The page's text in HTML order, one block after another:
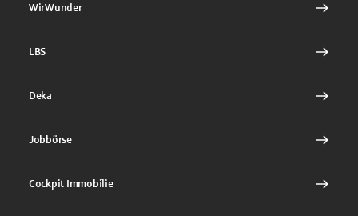
WirWunder
LBS
Deka
Jobbörse
Cockpit Immobilie